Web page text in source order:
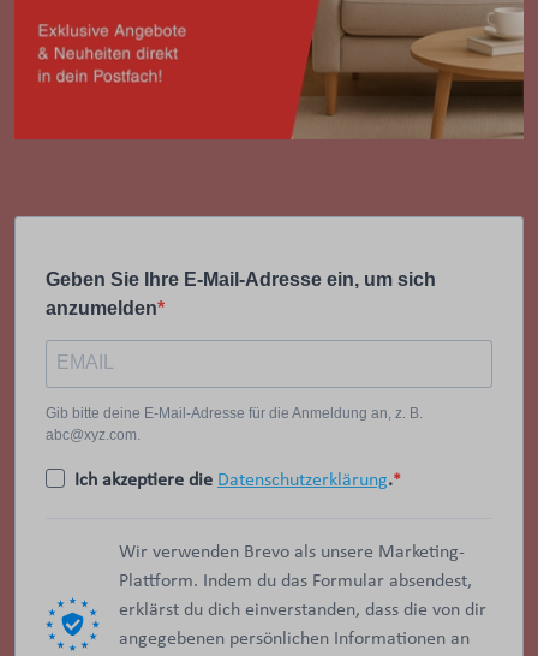
Geben Sie Ihre E-Mail-Adresse ein, um sich
anzumelden
Gib bitte deine E-Mail-Adresse für die Anmeldung an, z. B.
abc@xyz.com.
Ich akzeptiere die Datenschutzerklärung.
Wir verwenden Brevo als unsere Marketing-
Plattform. Indem du das Formular absendest,
erklärst du dich einverstanden, dass die von dir
angegebenen persönlichen Informationen an